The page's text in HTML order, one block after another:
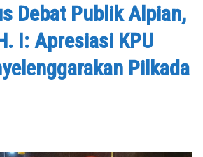
Debat Publik Alpian,
I: Apresiasi KPU
Pilkada